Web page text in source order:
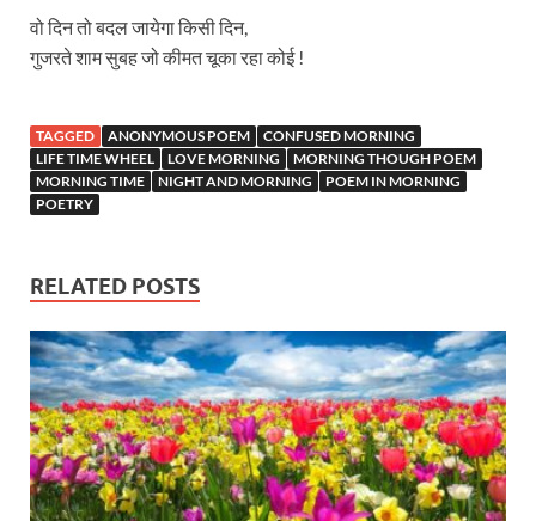
वो दिन तो बदल जायेगा किसी दिन,
गुजरते शाम सुबह जो कीमत चूका रहा कोई !
TAGGED ANONYMOUS POEM
CONFUSED MORNING
LIFE TIME WHEEL
LOVE MORNING
MORNING THOUGH POEM
MORNING TIME
NIGHT AND MORNING
POEM IN MORNING
POETRY
RELATED POSTS